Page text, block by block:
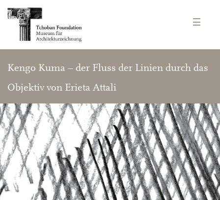
Kengo Kuma – der Fluss der Linien durch das
Objektiv von Erieta Attali